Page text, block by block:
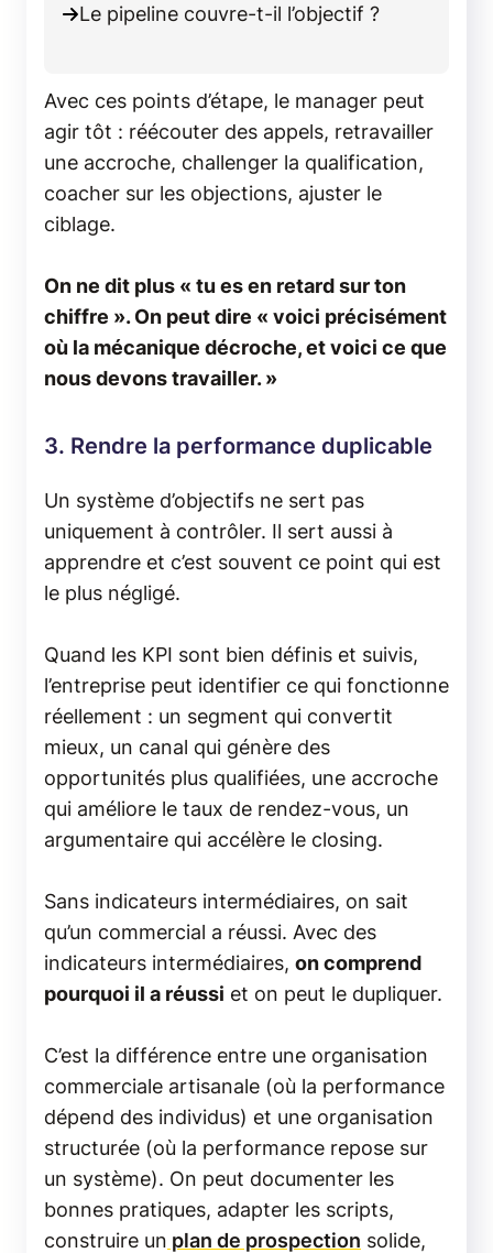
Le pipeline couvre-t-il l’objectif ?
Avec ces points d’étape, le manager peut
agir tôt : réécouter des appels, retravailler
une accroche, challenger la qualification,
coacher sur les objections, ajuster le
ciblage.
On ne dit plus « tu es en retard sur ton
chiffre ». On peut dire « voici précisément
où la mécanique décroche, et voici ce que
nous devons travailler. »
3. Rendre la performance duplicable
Un système d’objectifs ne sert pas
uniquement à contrôler. Il sert aussi à
apprendre et c’est souvent ce point qui est
le plus négligé.
Quand les KPI sont bien définis et suivis,
l’entreprise peut identifier ce qui fonctionne
réellement : un segment qui convertit
mieux, un canal qui génère des
opportunités plus qualifiées, une accroche
qui améliore le taux de rendez-vous, un
argumentaire qui accélère le closing.
Sans indicateurs intermédiaires, on sait
qu’un commercial a réussi. Avec des
indicateurs intermédiaires, on comprend
pourquoi il a réussi et on peut le dupliquer.
C’est la différence entre une organisation
commerciale artisanale (où la performance
dépend des individus) et une organisation
structurée (où la performance repose sur
un système). On peut documenter les
bonnes pratiques, adapter les scripts,
construire un plan de prospection solide,